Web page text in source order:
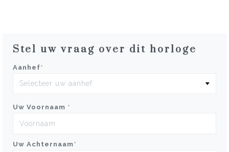
Stel uw vraag over dit horloge
Aanhef*
Uw Voornaam *
Uw Achternaam*